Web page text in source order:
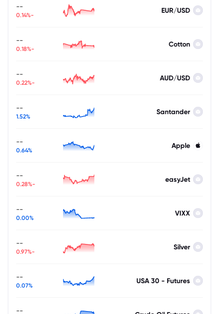
EUR/USD
--
-0.14%
Cotton
--
-0.18%
AUD/USD
--
-0.22%
Santander
--
1.52%
Apple
--
0.64%
easyJet
--
-0.28%
VIXX
--
0.00%
Silver
--
-0.97%
USA 30 - Futures
--
0.07%
--